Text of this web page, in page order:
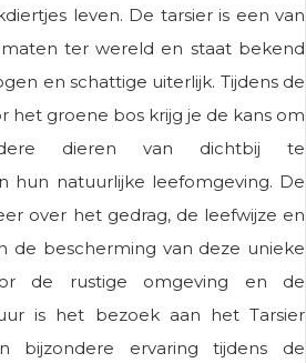
leven. De tarsier is een van
ter wereld en staat bekend
en schattige uiterlijk. Tijdens de
het groene bos krijg je de kans om
dieren van dichtbij te
hun natuurlijke leefomgeving. De
over het gedrag, de leefwijze en
de bescherming van deze unieke
de rustige omgeving en de
is het bezoek aan het Tarsier
bijzondere ervaring tijdens de